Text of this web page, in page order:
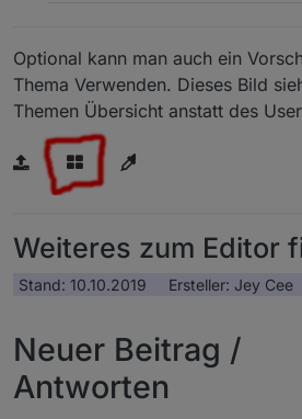
Optional kann man auch ein
Thema Verwenden. Dieses Bild
Themen Übersicht anstatt des
Weiteres zum Editor
Stand: 10.10.2019 Ersteller: Jey Cee
Neuer Beitrag /
Antworten